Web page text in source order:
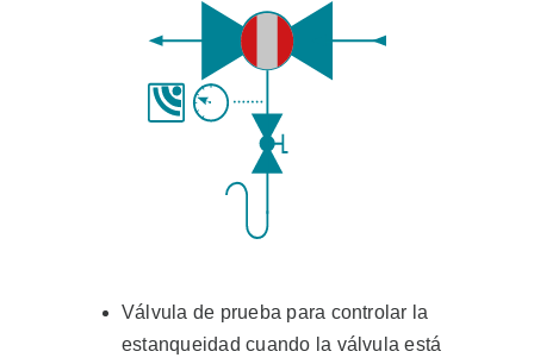
Válvula de prueba para controlar la
estanqueidad cuando la válvula está